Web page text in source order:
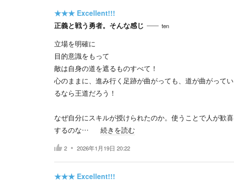
★★★ Excellent!!!
正義と戦う勇者。そんな感じ
ten
立場を明確に
目的意識をもって
敵は自身の道を遮るものすべて！
心のままに、進み行く足跡が曲がっても、道が曲がってい
るなら王道だろう！
なぜ自分にスキルが授けられたのか。使うことで人が歓喜
するのな…
続きを読む
2 2026年1月19日 20:22
★★★ Excellent!!!